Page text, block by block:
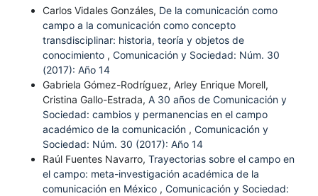
Carlos Vidales Gonzáles, De la comunicación como
campo a la comunicación como concepto
transdisciplinar: historia, teoría y objetos de
conocimiento , Comunicación y Sociedad: Núm. 30
(2017): Año 14
Gabriela Gómez-Rodríguez, Arley Enrique Morell,
Cristina Gallo-Estrada, A 30 años de Comunicación y
Sociedad: cambios y permanencias en el campo
académico de la comunicación , Comunicación y
Sociedad: Núm. 30 (2017): Año 14
Raúl Fuentes Navarro, Trayectorias sobre el campo en
el campo: meta-investigación académica de la
comunicación en México , Comunicación y Sociedad: